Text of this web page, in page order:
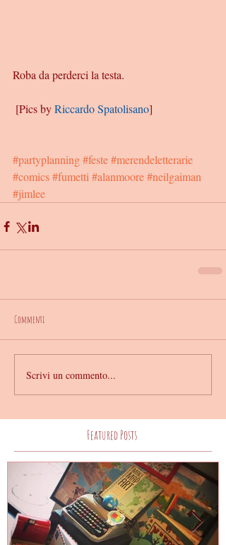
Roba da perderci la testa.
[Pics by Riccardo Spatolisano]
#partyplanning#feste#merendeletterarie
#comics#fumetti #alanmoore#neilgaiman
#jimlee
Commenti
Scrivi un commento...
Featured Posts